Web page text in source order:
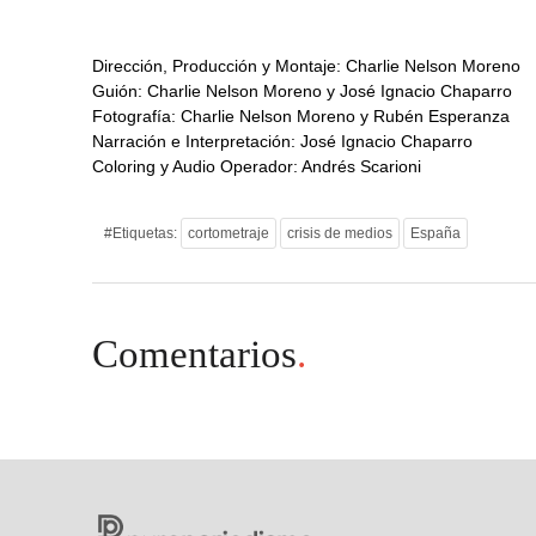
Dirección, Producción y Montaje: Charlie Nelson Moreno
Guión: Charlie Nelson Moreno y José Ignacio Chaparro
Fotografía: Charlie Nelson Moreno y Rubén Esperanza
Narración e Interpretación: José Ignacio Chaparro
Coloring y Audio Operador: Andrés Scarioni
#Etiquetas: cortometraje crisis de medios España
Comentarios.